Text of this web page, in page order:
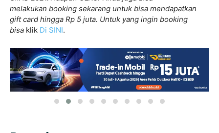
melakukan booking sekarang untuk bisa mendapatkan
gift card hingga Rp 5 juta. Untuk yang ingin booking
bisa klik Di SINI.